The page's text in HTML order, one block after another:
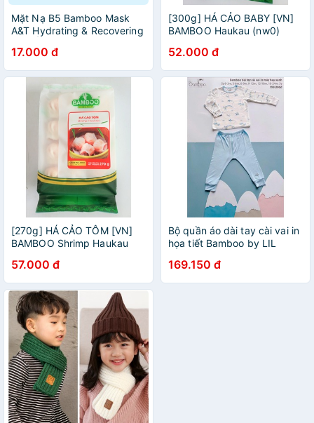
Mặt Nạ B5 Bamboo Mask
A&T Hydrating & Recovering
17.000 đ
[300g] HÁ CẢO BABY [VN]
BAMBOO Haukau (nw0)
52.000 đ
[270g] HÁ CẢO TÔM [VN]
BAMBOO Shrimp Haukau
57.000 đ
Bộ quần áo dài tay cài vai in
họa tiết Bamboo by LIL
169.150 đ